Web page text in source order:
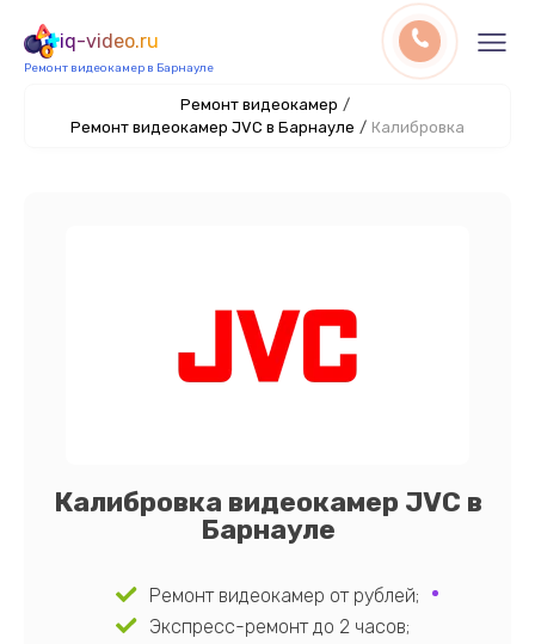
iq-video.ru
Ремонт видеокамер в Барнауле
Ремонт видеокамер /
Ремонт видеокамер JVC в Барнауле / Калибровка
Калибровка видеокамер JVC в
Барнауле
Ремонт видеокамер от рублей;
Экспресс-ремонт до 2 часов;